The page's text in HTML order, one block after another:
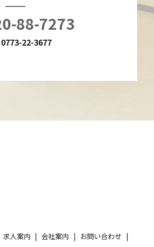
88-7273
22-3677
求人案内 会社案内
お問い合わせ